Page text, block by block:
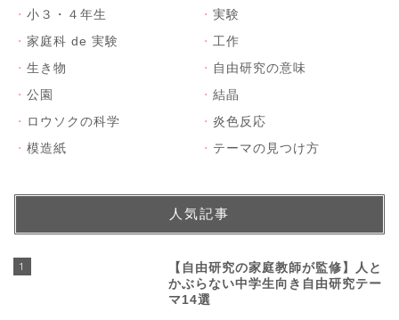
・ 小３・４年生 ・ 実験
・ 家庭科 de 実験 ・ 工作
・ 生き物 ・ 自由研究の意味
・ 公園 ・ 結晶
・ ロウソクの科学 ・ 炎色反応
・ 模造紙 ・ テーマの見つけ方
人気記事
1
【自由研究の家庭教師が監修】人と
かぶらない中学生向き自由研究テー
マ14選